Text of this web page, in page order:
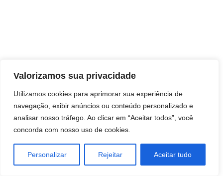
Valorizamos sua privacidade
Utilizamos cookies para aprimorar sua experiência de
navegação, exibir anúncios ou conteúdo personalizado e
analisar nosso tráfego. Ao clicar em “Aceitar todos”, você
concorda com nosso uso de cookies.
Personalizar Rejeitar Aceitar tudo
Consultas e trabalhos espirituais
Brasil - Santa Catarina - São José